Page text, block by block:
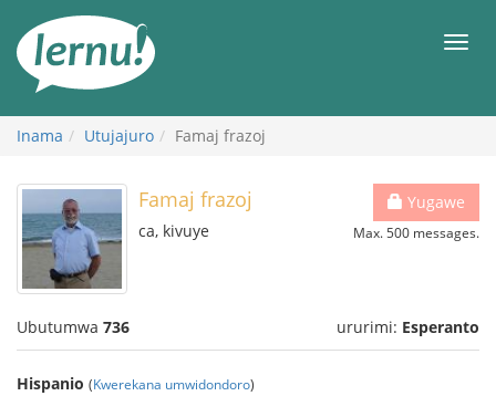
rupapuro
rw'ibirimwo
Inama Utujajuro Famaj frazoj
Yugawe
Max. 500 messages.
Famaj frazoj
ca, kivuye
Ubutumwa 736 ururimi: Esperanto
Hispanio (Kwerekana umwidondoro)